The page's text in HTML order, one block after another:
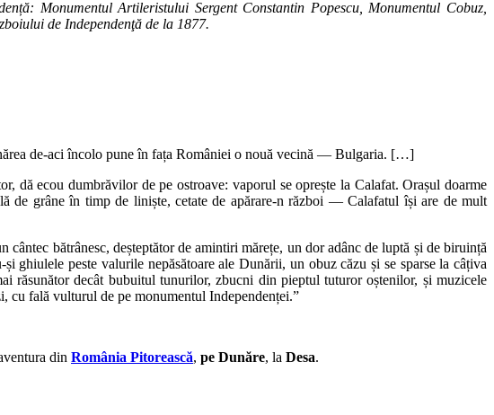
Monumentul Artileristului Sergent Constantin Popescu, Monumentul Cobuz,
de Independenţă de la 1877.
de-aci încolo pune în fața României o nouă vecină — Bulgaria. […]
dă ecou dumbrăvilor de pe ostroave: vaporul se oprește la Calafat. Orașul doarme
de grâne în timp de liniște, cetate de apărare-n război — Calafatul își are de mult
bătrânesc, deșteptător de amintiri mărețe, un dor adânc de luptă și de biruință
ghiulele peste valurile nepăsătoare ale Dunării, un obuz căzu și se sparse la câțiva
decât bubuitul tunurilor, zbucni din pieptul tuturor oștenilor, și muzicele
cu fală vulturul de pe monumentul Independenței.”
din România Pitorească, pe Dunăre, la Desa.